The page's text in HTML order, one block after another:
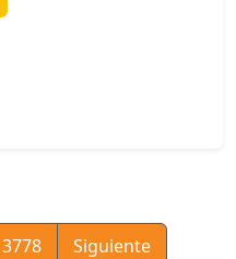
3778 Siguiente